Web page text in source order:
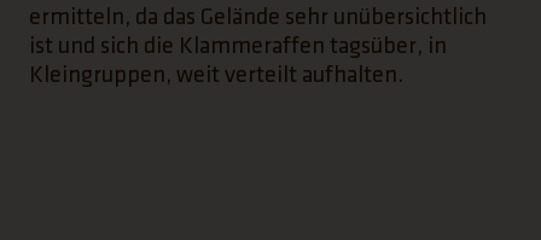
ermitteln, da das Gelände sehr unübersichtlich
ist und sich die Klammeraffen tagsüber, in
Kleingruppen, weit verteilt aufhalten.